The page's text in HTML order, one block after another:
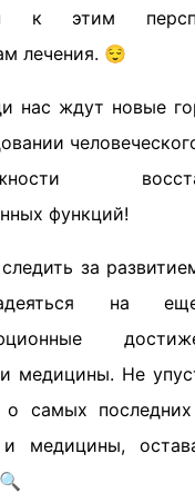
к этим
лечения. 😌
нас ждут новые
функций!
за
на
медицины. Не
о самых последних
медицины,